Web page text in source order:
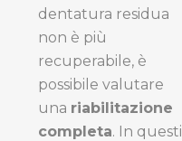
dentatura residua
non è più
recuperabile, è
possibile valutare
una riabilitazione
completa. In questi